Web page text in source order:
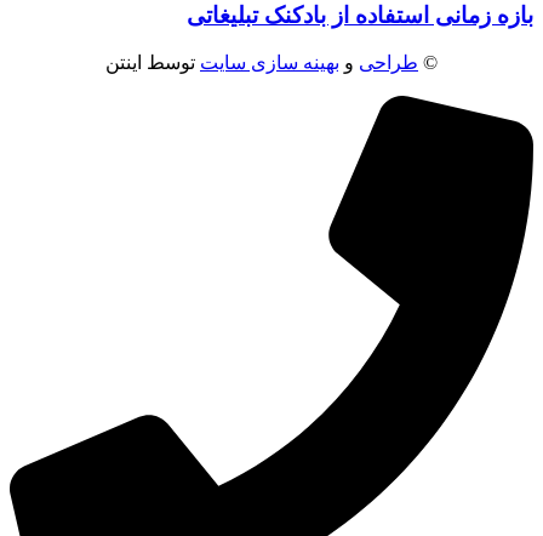
بازه زمانی استفاده از بادکنک تبلیغاتی
© طراحی و بهینه سازی سایت توسط اینتن